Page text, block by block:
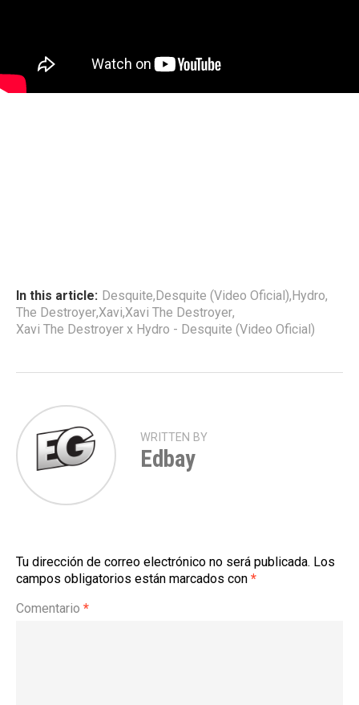
In this article: Desquite,Desquite (Video Oficial),Hydro,
The Destroyer,Xavi,Xavi The Destroyer,
Xavi The Destroyer x Hydro - Desquite (Video Oficial)
WRITTEN BY
Edbay
Tu dirección de correo electrónico no será publicada. Los
campos obligatorios están marcados con *
Comentario *